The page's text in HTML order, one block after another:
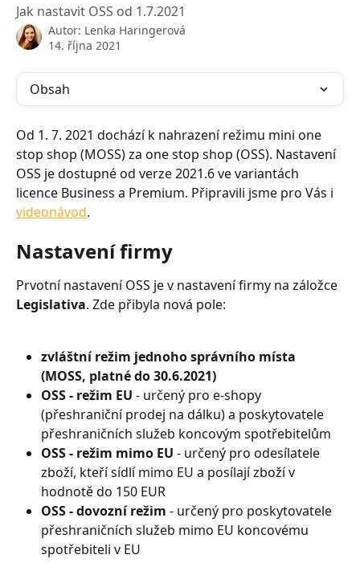
Jak nastavit OSS od 1.7.2021
Autor: Lenka Haringerová
14. října 2021
Obsah
Od 1. 7. 2021 dochází k nahrazení režimu mini one
stop shop (MOSS) za one stop shop (OSS). Nastavení
OSS je dostupné od verze 2021.6 ve variantách
licence Business a Premium. Připravili jsme pro Vás i
videonávod.
Nastavení firmy
Prvotní nastavení OSS je v nastavení firmy na záložce
Legislativa. Zde přibyla nová pole:
zvláštní režim jednoho správního místa
(MOSS, platné do 30.6.2021)
OSS - režim EU - určený pro e-shopy
(přeshraniční prodej na dálku) a poskytovatele
přeshraničních služeb koncovým spotřebitelům
OSS - režim mimo EU - určený pro odesílatele
zboží, kteří sídlí mimo EU a posílají zboží v
hodnotě do 150 EUR
OSS - dovozní režim - určený pro poskytovatele
přeshraničních služeb mimo EU koncovému
spotřebiteli v EU